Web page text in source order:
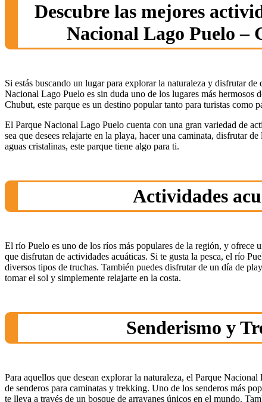
Descubre las mejores
Nacional Lago Puelo –
Si estás buscando un lugar para explorar la naturaleza y disfrutar
Nacional Lago Puelo es sin duda uno de los lugares más hermosos
Chubut, este parque es un destino popular tanto para turistas como
El Parque Nacional Lago Puelo cuenta con una gran variedad de
sea que desees relajarte en la playa, hacer una caminata, disfrutar
aguas cristalinas, este parque tiene algo para ti.
Actividades
El río Puelo es uno de los ríos más populares de la región, y ofrece
que disfrutan de actividades acuáticas. Si te gusta la pesca, el río
diversos tipos de truchas. También puedes disfrutar de un día de
tomar el sol y simplemente relajarte en la costa.
Senderismo y
Para aquellos que desean explorar la naturaleza, el Parque
de senderos para caminatas y trekking. Uno de los senderos más
te lleva a través de un bosque de arrayanes únicos en el mundo.